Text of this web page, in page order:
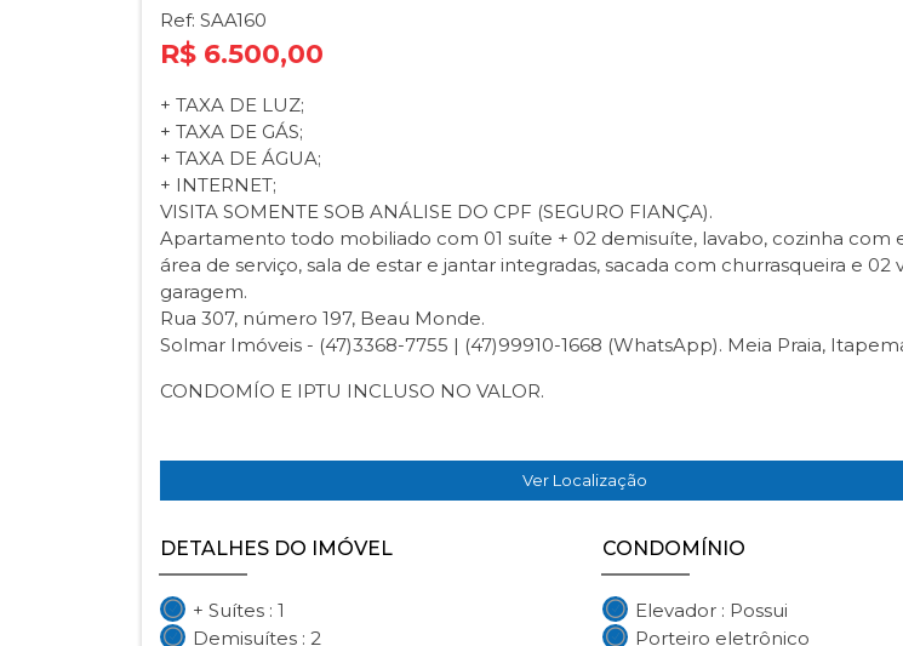
Ref: SAA160
R$ 6.500,00
+ TAXA DE LUZ;
+ TAXA DE GÁS;
+ TAXA DE ÁGUA;
+ INTERNET;
VISITA SOMENTE SOB ANÁLISE DO CPF (SEGURO FIANÇA).
Apartamento todo mobiliado com 01 suíte + 02 demisuíte, lavabo, cozinha com
área de serviço, sala de estar e jantar integradas, sacada com churrasqueira e 02
garagem.
Rua 307, número 197, Beau Monde.
Solmar Imóveis - (47)3368-7755 | (47)99910-1668 (WhatsApp). Meia Praia,
CONDOMÍO E IPTU INCLUSO NO VALOR.
Ver Localização
DETALHES DO IMÓVEL
+ Suítes : 1
Demisuítes : 2
CONDOMÍNIO
Elevador : Possui
Porteiro eletrônico